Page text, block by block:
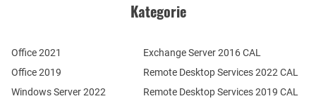
Kategorie
Office 2021
Office 2019
Windows Server 2022
Remote Desktop Services 2022 CAL
Remote Desktop Services 2019 CAL
Exchange Server 2016 CAL